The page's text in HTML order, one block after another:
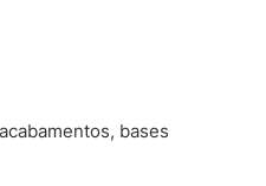
bases